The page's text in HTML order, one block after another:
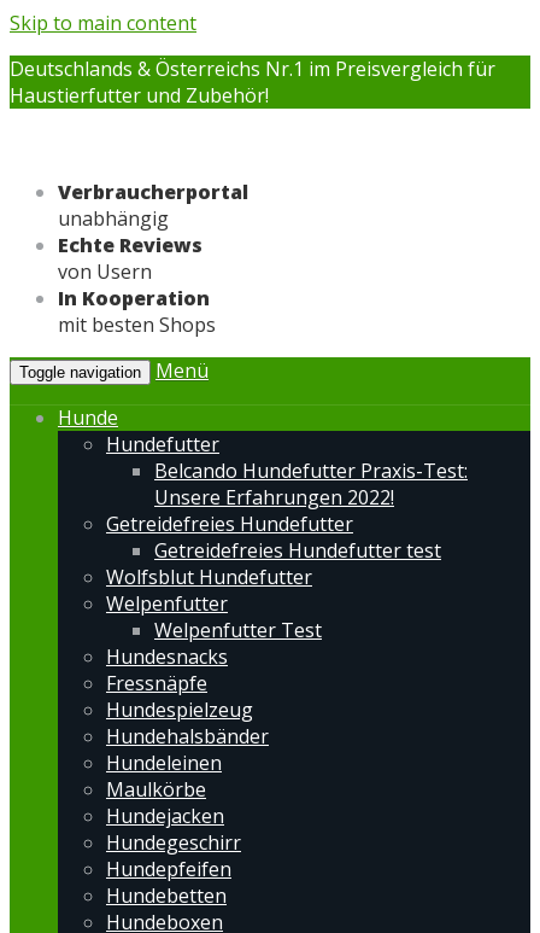
Skip to main content
Deutschlands & Österreichs Nr.1 im Preisvergleich für
Haustierfutter und Zubehör!
Verbraucherportal
unabhängig
Echte Reviews
von Usern
In Kooperation
mit besten Shops
Toggle navigation
Menü
Hunde
Hundefutter
Belcando Hundefutter Praxis-Test:
Unsere Erfahrungen 2022!
Getreidefreies Hundefutter
Getreidefreies Hundefutter test
Wolfsblut Hundefutter
Welpenfutter
Welpenfutter Test
Hundesnacks
Fressnäpfe
Hundespielzeug
Hundehalsbänder
Hundeleinen
Maulkörbe
Hundejacken
Hundegeschirr
Hundepfeifen
Hundebetten
Hundeboxen